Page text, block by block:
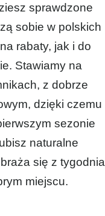
sprawdzone
sobie w polskich
rabaty, jak i do
Stawiamy na
z dobrze
dzięki czemu
sezonie
naturalne
się z tygodnia
miejscu.